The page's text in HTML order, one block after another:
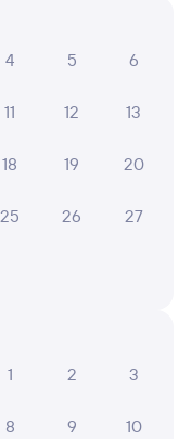
4 5 6
11 12 13
18 19 20
25 26 27
1
2 3
8 9 10